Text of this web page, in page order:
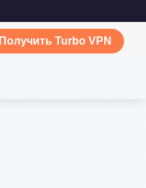
Получить Turbo VPN